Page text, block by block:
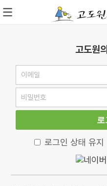
고도원
로
로그인 상태 유지